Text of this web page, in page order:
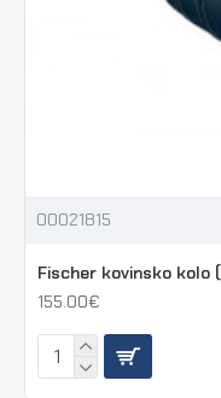
00021815
Fischer kovinsko kolo
155.00€